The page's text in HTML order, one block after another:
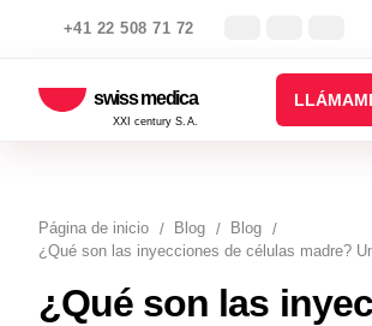
+41 22 508 71 72
swiss medica
XXI century S.A.
Página de inicio Blog
Blog
¿Qué son las inyecciones de células madre?
¿Qué son las